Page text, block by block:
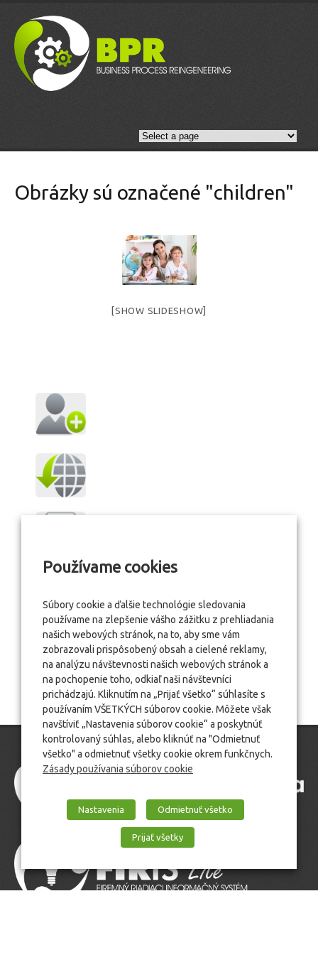
Obrázky sú označené "children"
[SHOW SLIDESHOW]
Používame cookies
Súbory cookie a ďalšie technológie sledovania
používame na zlepšenie vášho zážitku z prehliadania
našich webových stránok, na to, aby sme vám
zobrazovali prispôsobený obsah a cielené reklamy,
na analýzu návštevnosti našich webových stránok a
na pochopenie toho, odkiaľ naši návštevníci
prichádzajú. Kliknutím na „Prijať všetko“ súhlasíte s
používaním VŠETKÝCH súborov cookie. Môžete však
navštíviť „Nastavenia súborov cookie“ a poskytnúť
kontrolovaný súhlas, alebo kliknúť na "Odmietnuť
všetko" a odmietnuť všetky cookie okrem funkčnych.
Zásady používania súborov cookie
Nastavenia Odmietnuť všetko
Prijať všetky